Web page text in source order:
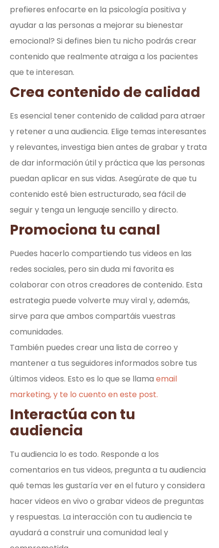
prefieres enfocarte en la psicología positiva y
ayudar a las personas a mejorar su bienestar
emocional? Si defines bien tu nicho podrás crear
contenido que realmente atraiga a los pacientes
que te interesan.
Crea contenido de calidad
Es esencial tener contenido de calidad para atraer
y retener a una audiencia. Elige temas interesantes
y relevantes, investiga bien antes de grabar y trata
de dar información útil y práctica que las personas
puedan aplicar en sus vidas. Asegúrate de que tu
contenido esté bien estructurado, sea fácil de
seguir y tenga un lenguaje sencillo y directo.
Promociona tu canal
Puedes hacerlo compartiendo tus videos en las
redes sociales, pero sin duda mi favorita es
colaborar con otros creadores de contenido. Esta
estrategia puede volverte muy viral y, además,
sirve para que ambos compartáis vuestras
comunidades.
También puedes crear una lista de correo y
mantener a tus seguidores informados sobre tus
últimos videos. Esto es lo que se llama email
marketing, y te lo cuento en este post.
Interactúa con tu
audiencia
Tu audiencia lo es todo. Responde a los
comentarios en tus videos, pregunta a tu audiencia
qué temas les gustaría ver en el futuro y considera
hacer videos en vivo o grabar videos de preguntas
y respuestas. La interacción con tu audiencia te
ayudará a construir una comunidad leal y